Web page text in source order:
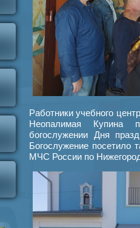
Работники учебного
Неопалимая Купина
богослужении Дня
Богослужение посетило
МЧС России по